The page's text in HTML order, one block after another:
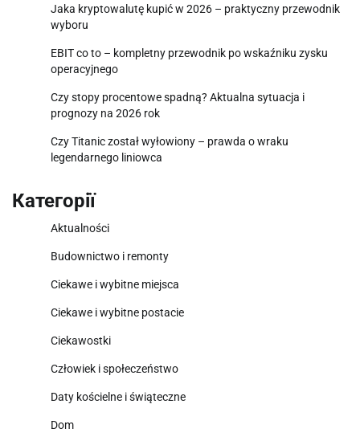
Jaka kryptowalutę kupić w 2026 – praktyczny przewodnik
wyboru
EBIT co to – kompletny przewodnik po wskaźniku zysku
operacyjnego
Czy stopy procentowe spadną? Aktualna sytuacja i
prognozy na 2026 rok
Czy Titanic został wyłowiony – prawda o wraku
legendarnego liniowca
Категорії
Aktualności
Budownictwo i remonty
Ciekawe i wybitne miejsca
Ciekawe i wybitne postacie
Ciekawostki
Człowiek i społeczeństwo
Daty kościelne i świąteczne
Dom